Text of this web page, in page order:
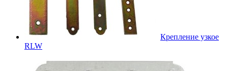
Крепление узкое
RLW